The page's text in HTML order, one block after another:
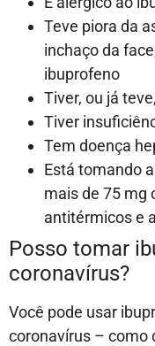
Teve piora da
inchaço da
ibuprofeno
Tiver, ou já
Tiver
Tem doença
Está tomando
mais de 75 mg
antitérmicos e
Posso tomar
coronavírus?
Você pode usar
coronavírus – como